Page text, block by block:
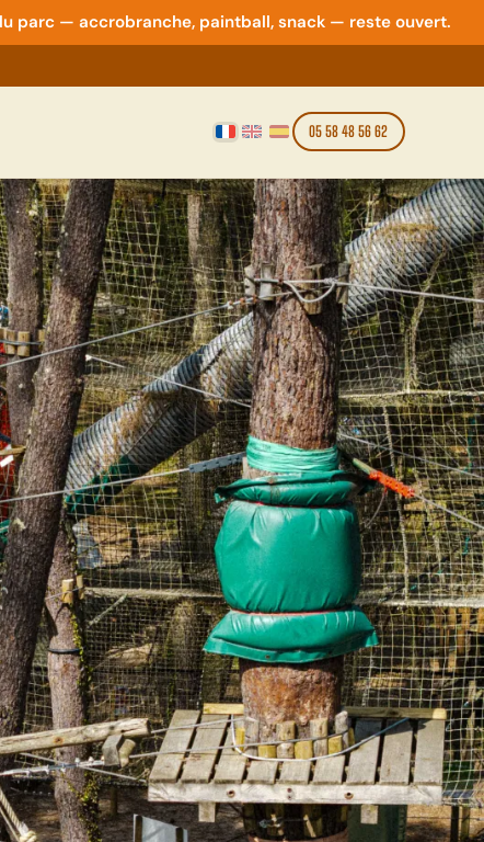
parc — accrobranche, paintball, snack — reste ouvert.
Français
EnglishEspañol05 58 48 56 62